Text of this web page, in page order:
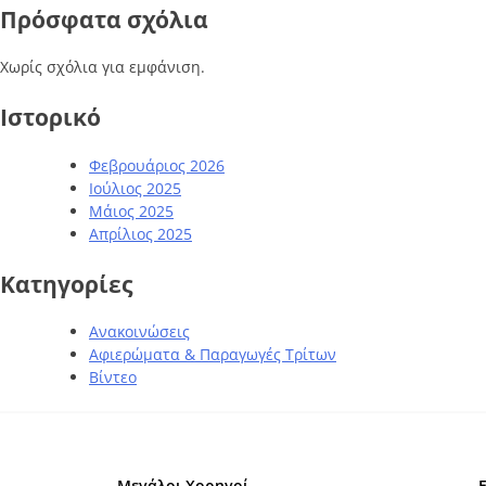
Πρόσφατα σχόλια
Χωρίς σχόλια για εμφάνιση.
Ιστορικό
Φεβρουάριος 2026
Ιούλιος 2025
Μάιος 2025
Απρίλιος 2025
Kατηγορίες
Ανακοινώσεις
Αφιερώματα & Παραγωγές Τρίτων
Βίντεο